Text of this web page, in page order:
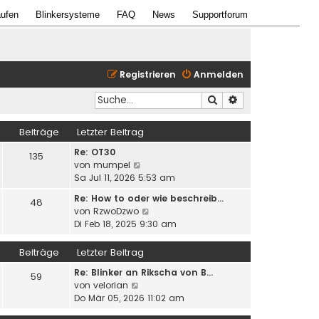
Blinkersysteme FAQ News Supportforum
Anmelden
Registrieren
Suche
Beiträge Letzter Beitrag
135
Re: OT30
von mumpel
e
e
s
t
e
r
B
e
i
t
Sa Jul 11, 2026 5:53 am
48
Re: How to oder wie beschreib…
von RzwoDzwo
e
s
t
r
B
Di Feb 18, 2025 9:30 am
Beiträge Letzter Beitrag
59
Re: Blinker an Rikscha von B…
von velorian
e
Do Mär 05, 2026 11:02 am